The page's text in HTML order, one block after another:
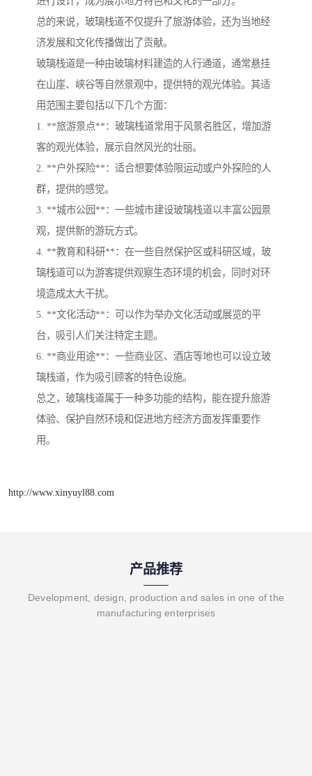
总的来说，玻璃栈道不仅提升了旅游体验，还为当地经
济发展和文化传播做出了贡献。
玻璃栈道是一种由玻璃材料建造的人行通道，通常悬挂
在山崖、峡谷等自然景观中，提供特的观光体验。其适
用范围主要包括以下几个方面：
1. **旅游景点**：玻璃栈道常用于风景名胜区，增加游
客的观光体验，展示自然风光的壮丽。
2. **户外探险**：适合想要体验限运动或户外探险的人
群，提供的感觉。
3. **城市公园**：一些城市建设玻璃栈道以丰富公园景
观，提供新的游玩方式。
4. **教育和科研**：在一些自然保护区或科研区域，玻
璃栈道可以为游客提供观察生态环境的机会，同时对环
境造成太大干扰。
5. **文化活动**：可以作为举办文化活动或展览的平
台，吸引人们关注特定主题。
6. **商业用途**：一些商业区、酒店等地也可以设立玻
璃栈道，作为吸引顾客的特色设施。
总之，玻璃栈道属于一种多功能的结构，能在提升旅游
体验、保护自然环境和促进地方经济方面发挥重要作
用。
http://www.xinyuyl88.com
产品推荐
Development, design, production and sales in one of the
manufacturing enterprises